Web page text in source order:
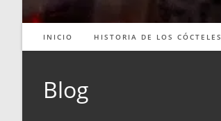
INICIO HISTORIA DE LOS CÓCTELES
Blog